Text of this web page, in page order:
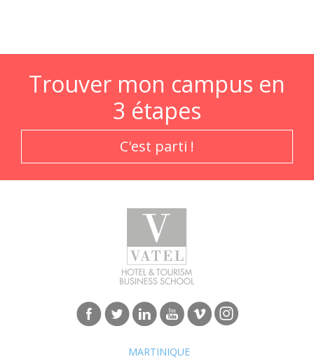
Trouver mon campus en
3 étapes
C'est parti !
MARTINIQUE